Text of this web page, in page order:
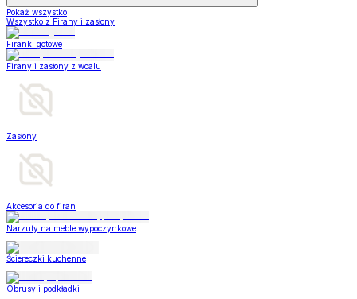
Pokaż wszystko
Wszystko z Firany i zasłony
Firanki gotowe
Firany i zasłony z woalu
Zasłony
Akcesoria do firan
Narzuty na meble wypoczynkowe
Ściereczki kuchenne
Obrusy i podkładki